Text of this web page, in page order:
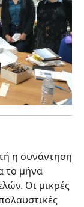
η συνάντηση
το μήνα
Οι μικρές